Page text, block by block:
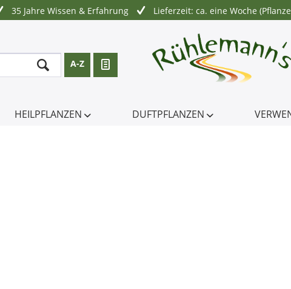
35 Jahre Wissen & Erfahrung Lieferzeit: ca. eine Woche
A-Z
HEILPFLANZEN DUFTPFLANZEN